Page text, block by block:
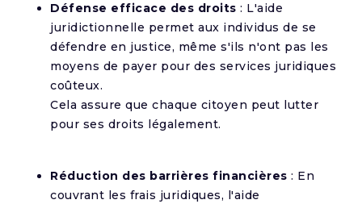
Défense efficace des droits : L'aide
juridictionnelle permet aux individus de se
défendre en justice, même s'ils n'ont pas les
moyens de payer pour des services juridiques
coûteux.
Cela assure que chaque citoyen peut lutter
pour ses droits légalement.
Réduction des barrières financières : En
couvrant les frais juridiques, l'aide